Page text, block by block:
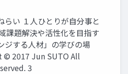
らい １人ひとりが自分事と
課題解決や活性化を目指す
ジする人材」の学びの場
© 2017 Jun SUTO All
3